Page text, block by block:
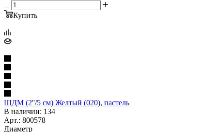
Купить
ШДМ (2''/5 см) Желтый (020), пастель
В наличии: 134
Арт.: 800578
Диаметр